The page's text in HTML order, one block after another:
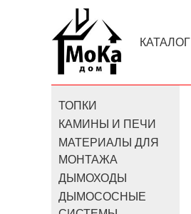
КАТАЛОГ
ТОПКИ
КАМИНЫ И ПЕЧИ
МАТЕРИАЛЫ ДЛЯ
МОНТАЖА
ДЫМОХОДЫ
ДЫМОСОСНЫЕ